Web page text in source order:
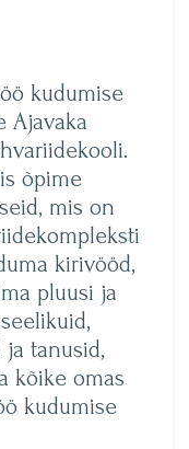
kudumise
Ajavaka
õpime
mis on
kirivööd,
pluusi ja
ja tanusid,
kõike omas
kudumise